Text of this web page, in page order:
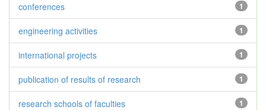
1
conferences
1
engineering activities
1
international projects
1
publication of results of research
1
research schools of faculties